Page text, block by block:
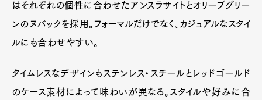
はそれぞれの個性に合わせたアンスラサイトとオリーブグリー
ンのヌバックを採用。フォーマルだけでなく、カジュアルなスタイ
ルにも合わせやすい。
タイムレスなデザインもステンレス・スチールとレッドゴールド
のケース素材によって味わいが異なる。スタイルや好みに合